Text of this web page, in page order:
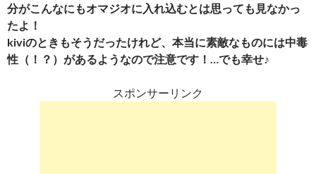
分がこんなにもオマジオに入れ込むとは思っても見なかっ
たよ！
kiviのときもそうだったけれど、本当に素敵なものには中毒
性（！？）があるようなので注意です！…でも幸せ♪
スポンサーリンク